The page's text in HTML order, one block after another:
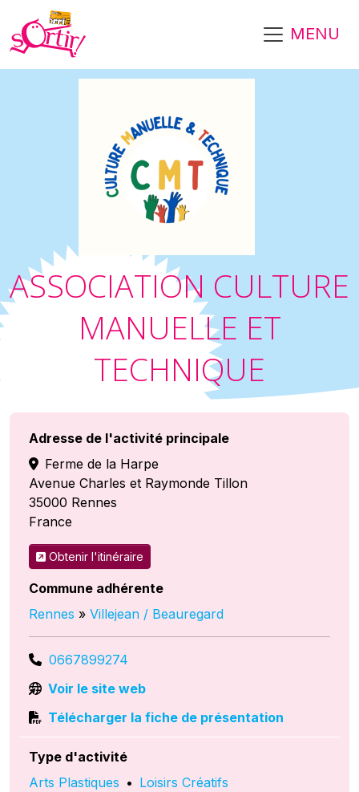
MENU
ASSOCIATION CULTURE
MANUELLE ET
TECHNIQUE
Adresse de l'activité principale
Ferme de la Harpe
Avenue Charles et Raymonde Tillon
35000 Rennes
France
Obtenir l'itinéraire
Commune adhérente
Rennes » Villejean / Beauregard
0667899274
Voir le site web
Télécharger la fiche de présentation
Type d'activité
Arts Plastiques • Loisirs Créatifs